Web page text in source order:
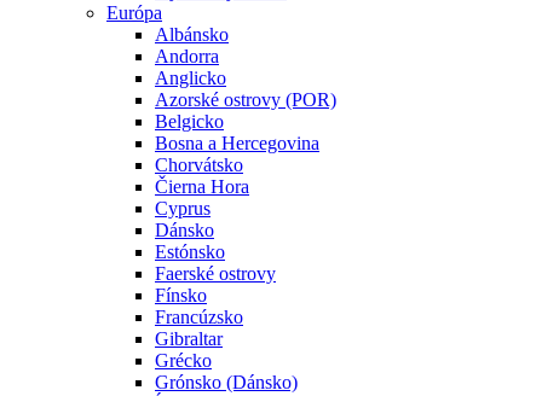
Európa
Albánsko
Andorra
Anglicko
Azorské ostrovy (POR)
Belgicko
Bosna a Hercegovina
Chorvátsko
Čierna Hora
Cyprus
Dánsko
Estónsko
Faerské ostrovy
Fínsko
Francúzsko
Gibraltar
Grécko
Grónsko (Dánsko)